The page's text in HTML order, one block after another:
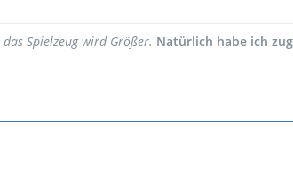
Spielzeug wird Größer. Natürlich habe ich